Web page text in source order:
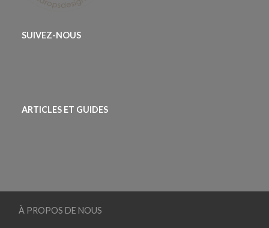
SUIVEZ-NOUS
ARTICLES ET GUIDES
À PROPOS DE NOUS